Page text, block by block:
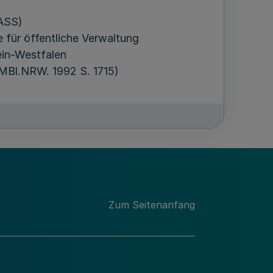
für öffentliche Verwaltung
Westfalen
1992 S. 1715)
Zum Seitenanfang